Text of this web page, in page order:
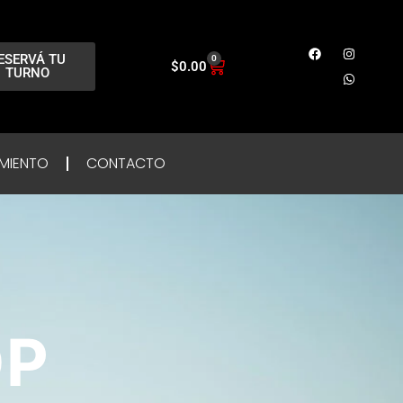
TU
TURNO
$0.00 0
CONTACTO